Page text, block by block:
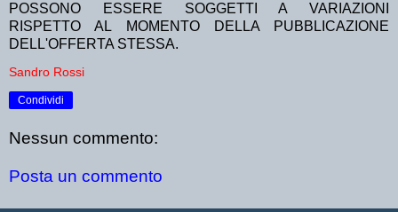
POSSONO ESSERE SOGGETTI A VARIAZIONI
RISPETTO AL MOMENTO DELLA PUBBLICAZIONE
DELL'OFFERTA STESSA.
Sandro Rossi
Condividi
Nessun commento:
Posta un commento